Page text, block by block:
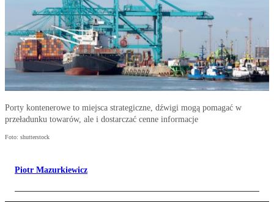
Porty kontenerowe to miejsca strategiczne, dźwigi mogą pomagać w
przeładunku towarów, ale i dostarczać cenne informacje
Foto: shutterstock
Piotr Mazurkiewicz